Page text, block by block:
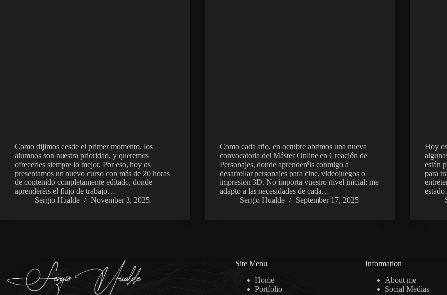
Como dijimos desde el primer momento, los
alumnos son nuestra prioridad, y queremos
ofrecerles siempre lo mejor. Por eso, hoy os
presentamos un nuevo curso con más de 20 horas
de contenido completamente editado, donde
aprenderéis el flujo de trabajo…
Sergio Hualde
November 3, 2025
Como cada año, en octubre abrimos una nueva
convocatoria del Máster Online en Creación de
Personajes, donde aprenderéis conmigo a
desarrollar personajes para cine, videojuegos o
impresión 3D. No importa vuestro nivel inicial: me
adapto a las necesidades de cada…
Sergio Hualde
September 17, 2025
Hoy
están
para
Site Menu
Home
Portfolio
Information
About me
Social Medias